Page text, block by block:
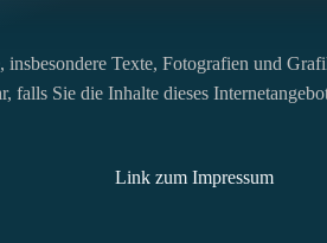
Texte, Fotografien und
falls Sie die Inhalte dieses
Link zum Impressum